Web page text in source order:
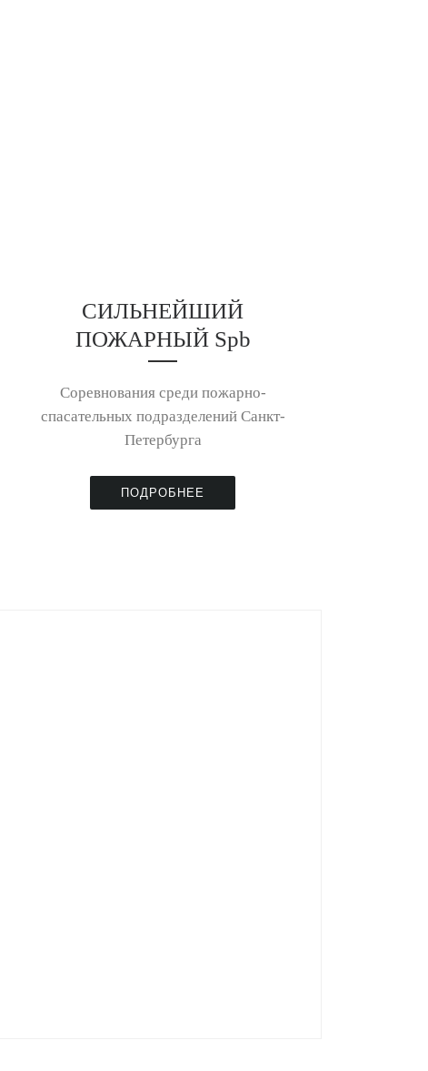
СИЛЬНЕЙШИЙ
ПОЖАРНЫЙ Spb
Соревнования среди пожарно-
спасательных подразделений Санкт-
Петербурга
ПОДРОБНЕЕ